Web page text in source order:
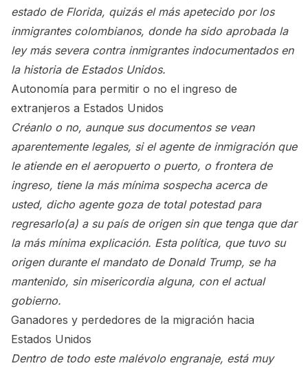
estado de Florida, quizás el más apetecido por los
inmigrantes colombianos, donde ha sido aprobada la
ley más severa contra inmigrantes indocumentados en
la historia de Estados Unidos.
Autonomía para permitir o no el ingreso de
extranjeros a Estados Unidos
Créanlo o no, aunque sus documentos se vean
aparentemente legales, si el agente de inmigración que
le atiende en el aeropuerto o puerto, o frontera de
ingreso, tiene la más mínima sospecha acerca de
usted, dicho agente goza de total potestad para
regresarlo(a) a su país de origen sin que tenga que dar
la más mínima explicación. Esta política, que tuvo su
origen durante el mandato de Donald Trump, se ha
mantenido, sin misericordia alguna, con el actual
gobierno.
Ganadores y perdedores de la migración hacia
Estados Unidos
Dentro de todo este malévolo engranaje, está muy